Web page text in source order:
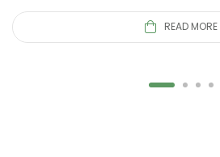
READ MORE